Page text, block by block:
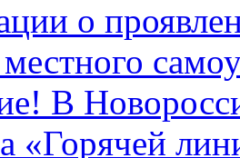
о
В
«Горячей